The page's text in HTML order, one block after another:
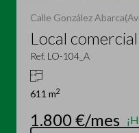
Calle González
Local comercial
Ref. LO-104_A
611 m2
1.800 €/mes